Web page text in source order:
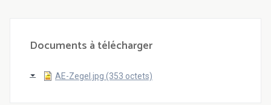
Documents à télécharger
AE-Zegel.jpg (353 octets)